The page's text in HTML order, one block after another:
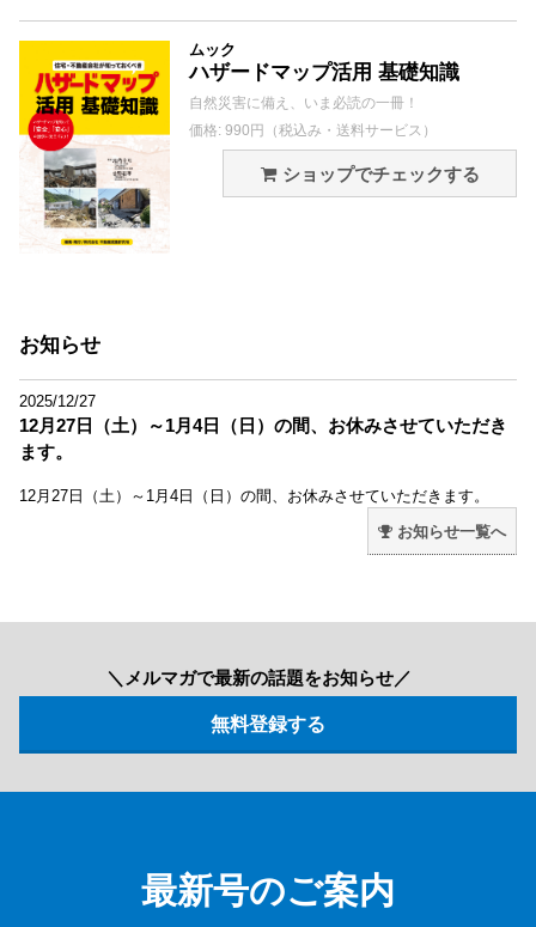
ムック
ハザードマップ活用 基礎知識
自然災害に備え、いま必読の一冊！
価格: 990円（税込み・送料サービス）
ショップでチェックする
お知らせ
2025/12/27
12月27日（土）～1月4日（日）の間、お休みさせていただき
ます。
12月27日（土）～1月4日（日）の間、お休みさせていただきます。
お知らせ一覧へ
＼メルマガで最新の話題をお知らせ／
最新号のご案内